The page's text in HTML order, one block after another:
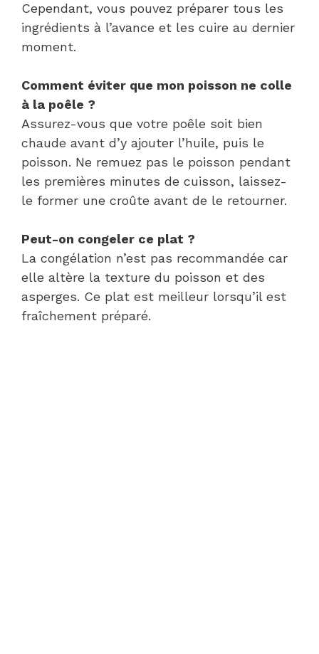
Cependant, vous pouvez préparer tous les
ingrédients à l’avance et les cuire au dernier
moment.
Comment éviter que mon poisson ne colle
à la poêle ?
Assurez-vous que votre poêle soit bien
chaude avant d’y ajouter l’huile, puis le
poisson. Ne remuez pas le poisson pendant
les premières minutes de cuisson, laissez-
le former une croûte avant de le retourner.
Peut-on congeler ce plat ?
La congélation n’est pas recommandée car
elle altère la texture du poisson et des
asperges. Ce plat est meilleur lorsqu’il est
fraîchement préparé.